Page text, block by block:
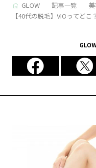
GLOW 記事一覧
【40代の脱毛】VIOってど